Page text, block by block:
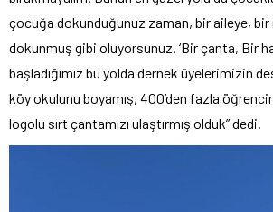
çocuğa dokunduğunuz zaman, bir aileye, bir
dokunmuş gibi oluyorsunuz. ‘Bir çanta, Bir
başladığımız bu yolda dernek üyelerimizin
köy okulunu boyamış, 400’den fazla
logolu sırt çantamızı ulaştırmış olduk” dedi.